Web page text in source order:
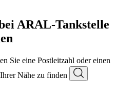
ARAL-Tankstelle
Sie eine Postleitzahl oder einen
Nähe zu finden